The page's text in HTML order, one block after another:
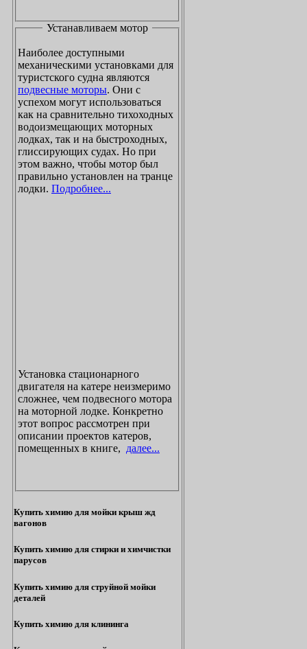
Устанавливаем мотор
Наиболее доступными
механическими установками для
туристского судна являются
подвесные моторы. Они с
успехом могут использоваться
как на сравнительно тихоходных
водоизмещающих моторных
лодках, так и на быстроходных,
глиссирующих судах. Но при
этом важно, чтобы мотор был
правильно установлен на транце
лодки. Подробнее...
Установка стационарного
двигателя на катере неизмеримо
сложнее, чем подвесного мотора
на моторной лодке. Конкретно
этот вопрос рассмотрен при
описании проектов катеров,
помещенных в книге, далее...
Купить химию для мойки крыш жд
вагонов
Купить химию для стирки и химчистки
парусов
Купить химию для струйной мойки
деталей
Купить химию для клининга